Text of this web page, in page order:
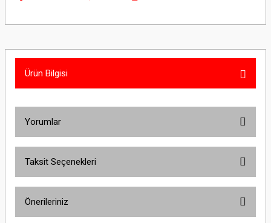
Ürün Bilgisi
Yorumlar
Taksit Seçenekleri
Önerileriniz